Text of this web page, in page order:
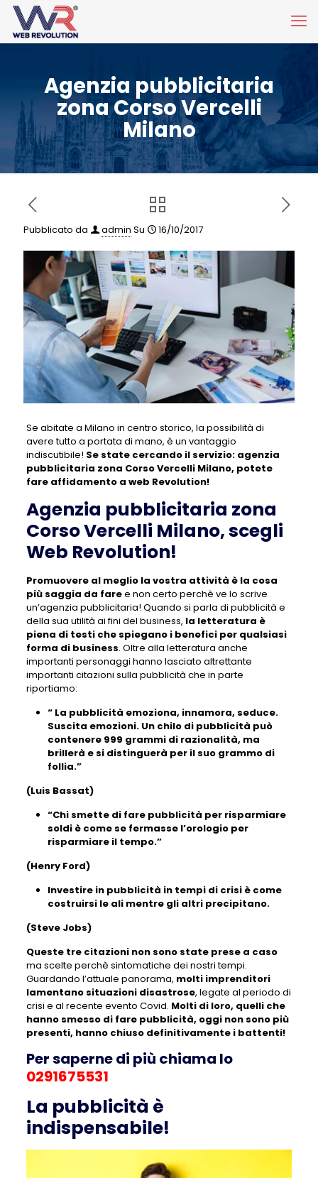
Agenzia pubblicitaria
zona Corso Vercelli
Milano
Pubblicato da admin Su 16/10/2017
Se abitate a Milano in centro storico, la possibilità di
avere tutto a portata di mano, è un vantaggio
indiscutibile! Se state cercando il servizio: agenzia
pubblicitaria zona Corso Vercelli Milano, potete
fare affidamento a web Revolution!
Agenzia pubblicitaria zona
Corso Vercelli Milano, scegli
Web Revolution!
Promuovere al meglio la vostra attività è la cosa
più saggia da faree non certo perchè ve lo scrive
un’agenzia pubblicitaria! Quando si parla di pubblicità e
della sua utilità ai fini del business, la letteratura è
piena di testi che spiegano i benefici per qualsiasi
forma di business. Oltre alla letteratura anche
importanti personaggi hanno lasciato altrettante
importanti citazioni sulla pubblicità che in parte
riportiamo:
“ La pubblicità emoziona, innamora, seduce.
Suscita emozioni. Un chilo di pubblicità può
contenere 999 grammi di razionalità, ma
brillerà e si distinguerà per il suo grammo di
follia.”
(Luis Bassat)
“Chi smette di fare pubblicità per risparmiare
soldi è come se fermasse l’orologio per
risparmiare il tempo.”
(Henry Ford)
Investire in pubblicità in tempi di crisi è come
costruirsi le ali mentre gli altri precipitano.
(Steve Jobs)
Queste tre citazioni non sono state prese a caso
ma scelte perchè sintomatiche dei nostri tempi.
Guardando l’attuale panorama, molti imprenditori
lamentano situazioni disastrose, legate al periodo di
crisi e al recente evento Covid. Molti di loro, quelli che
hanno smesso di fare pubblicità, oggi non sono più
presenti, hanno chiuso definitivamente i battenti!
Per saperne di più chiama lo
0291675531
La pubblicità è
indispensabile!